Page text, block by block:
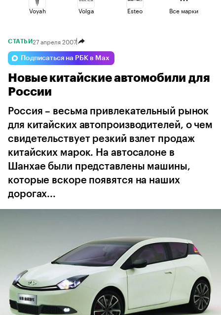
Voyah Volga Esteo
Omoda Jaecoo
Geely Haval Lada
Все марки
СТАТЬИ27 апреля 2007
Подписаться на РБК в Max
Новые китайские автомобили для
России
Россия – весьма привлекательный рынок
для китайских автопроизводителей, о чем
свидетельствует резкий взлет продаж
китайских марок. На автосалоне в
Шанхае были представлены машины,
которые вскоре появятся на наших
дорогах...